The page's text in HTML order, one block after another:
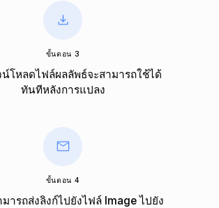
ขั้นตอน 3
โหลดไฟล์ผลลัพธ์จะสามารถใช้ได้
ทันทีหลังการแปลง
ขั้นตอน 4
ารถส่งลิงก์ไปยังไฟล์ Image ไปยัง